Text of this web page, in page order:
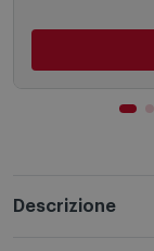
Descrizione